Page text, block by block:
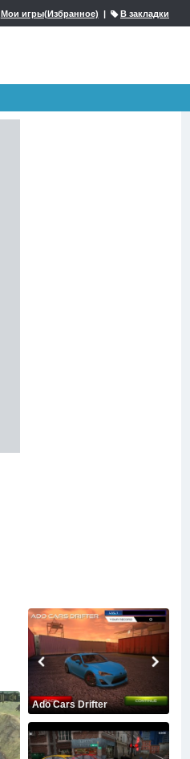
Мои игры(Избранное) | В закладки
Ado Cars Drifter